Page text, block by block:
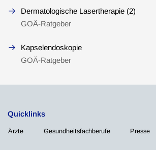
Dermatologische Lasertherapie (2)
GOÄ-Ratgeber
Kapselendoskopie
GOÄ-Ratgeber
Quicklinks
Ärzte Gesundheitsfachberufe Presse